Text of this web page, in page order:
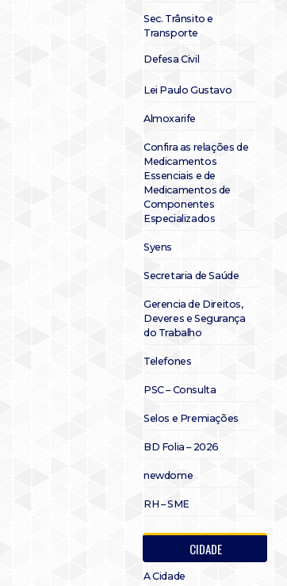
Sec. Trânsito e
Transporte
Defesa Civil
Lei Paulo Gustavo
Almoxarife
Confira as relações de
Medicamentos
Essenciais e de
Medicamentos de
Componentes
Especializados
Syens
Secretaria de Saúde
Gerencia de Direitos,
Deveres e Segurança
do Trabalho
Telefones
PSC – Consulta
Selos e Premiações
BD Folia – 2026
newdome
RH – SME
CIDADE
A Cidade